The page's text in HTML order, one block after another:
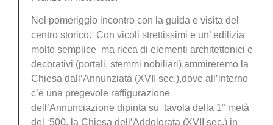
Nel pomeriggio incontro con la guida e visita del
centro storico. Con vicoli strettissimi e un’ edilizia
molto semplice ma ricca di elementi architettonici e
decorativi (portali, stemmi nobiliari),ammireremo la
Chiesa dall’Annunziata (XVII sec.),dove all’interno
c’è una pregevole raffigurazione
dell’Annunciazione dipinta su tavola della 1° metà
del ‘500, la Chiesa dell’Addolorata (XVII sec.) in